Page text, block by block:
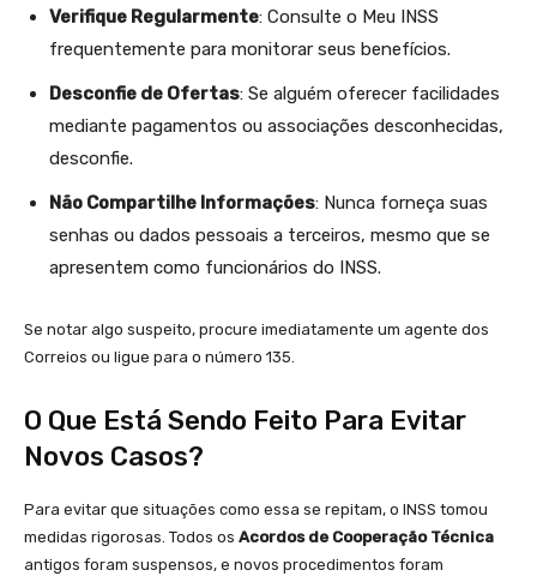
Verifique Regularmente: Consulte o Meu INSS
frequentemente para monitorar seus benefícios.
Desconfie de Ofertas: Se alguém oferecer facilidades
mediante pagamentos ou associações desconhecidas,
desconfie.
Não Compartilhe Informações: Nunca forneça suas
senhas ou dados pessoais a terceiros, mesmo que se
apresentem como funcionários do INSS.
Se notar algo suspeito, procure imediatamente um agente dos
Correios ou ligue para o número 135.
O Que Está Sendo Feito Para Evitar
Novos Casos?
Para evitar que situações como essa se repitam, o INSS tomou
medidas rigorosas. Todos os Acordos de Cooperação Técnica
antigos foram suspensos, e novos procedimentos foram